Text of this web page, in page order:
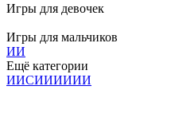
Игры для девочек
Игры для мальчиков
ИИ
Ещё категории
ИИСИИИИИИ